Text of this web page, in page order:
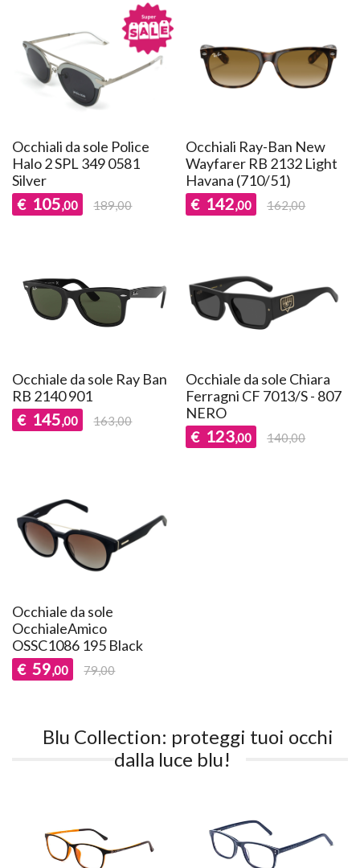
Occhiali da sole Police
Halo 2 SPL 349 0581
Silver
€ 105,00 189,00
Occhiali Ray-Ban New
Wayfarer RB 2132 Light
Havana (710/51)
€ 142,00 162,00
Occhiale da sole Ray Ban
RB 2140 901
€ 145,00 163,00
Occhiale da sole Chiara
Ferragni CF 7013/S - 807
NERO
€ 123,00 140,00
Occhiale da sole
OcchialeAmico
OSSC1086 195 Black
€ 59,00 79,00
Blu Collection: proteggi tuoi occhi
dalla luce blu!